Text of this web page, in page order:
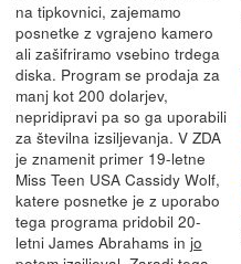
na tipkovnici, zajemamo
posnetke z vgrajeno kamero
ali zašifriramo vsebino trdega
diska. Program se prodaja za
manj kot 200 dolarjev,
nepridipravi pa so ga uporabili
za številna izsiljevanja. V ZDA
je znamenit primer 19-letne
Miss Teen USA Cassidy Wolf,
katere posnetke je z uporabo
tega programa pridobil 20-
letni James Abrahams in jo